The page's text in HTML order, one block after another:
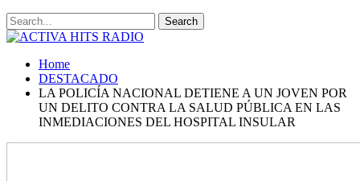
Home
DESTACADO
LA POLICÍA NACIONAL DETIENE A UN JOVEN POR
UN DELITO CONTRA LA SALUD PÚBLICA EN LAS
INMEDIACIONES DEL HOSPITAL INSULAR